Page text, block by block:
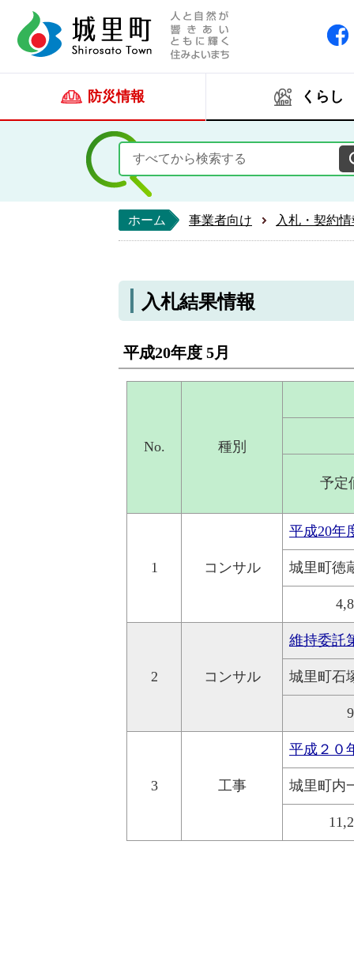
防災情報 くらし
ホーム 事業者向け 入札・契約
入札結果情報
平成20年度 5月
No. 種別
予定
1 コンサル
平成20
城里町徳
2 コンサル
維持委託
城里町石
3 工事
平成２
城里町内